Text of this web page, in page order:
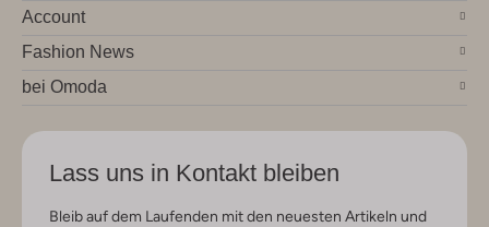
Account
Fashion News
bei Omoda
Lass uns in Kontakt bleiben
Bleib auf dem Laufenden mit den neuesten Artikeln und